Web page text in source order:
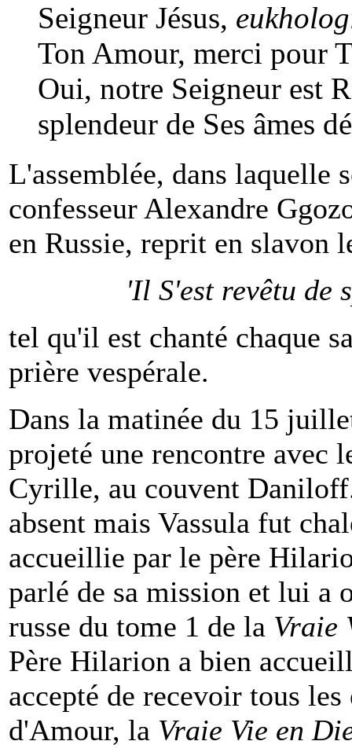
Seigneur Jésus,
Ton Amour, merci pour
Oui, notre Seigneur est
splendeur de Ses âmes
L'assemblée, dans laquelle
confesseur Alexandre
en Russie, reprit en slavon
'Il S'est revêtu de
tel qu'il est chanté chaque
prière vespérale.
Dans la matinée du 15
projeté une rencontre avec
Cyrille, au couvent
absent mais Vassula fut
accueillie par le père
parlé de sa mission et lui a
russe du tome 1 de la Vraie
Père Hilarion a bien
accepté de recevoir tous
d'Amour, la Vraie Vie en